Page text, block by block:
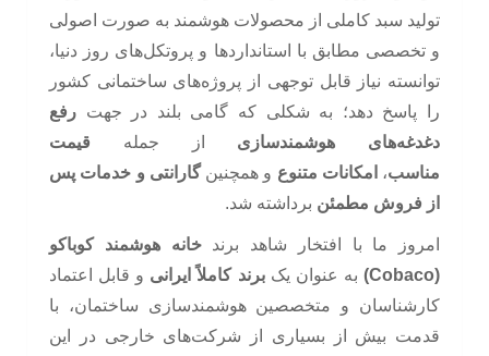
تولید سبد کاملی از محصولات هوشمند به صورت اصولی
و تخصصی مطابق با استانداردها و پروتکل‌های روز دنیا،
توانسته نیاز قابل توجهی از پروژه‌های ساختمانی کشور
را پاسخ دهد؛ به شکلی که گامی بلند در جهت رفع
دغدغه‌های هوشمندسازی از جمله قیمت
مناسب، امکانات متنوع و همچنینگارانتی و خدمات پس
از فروش مطمئن برداشته شد.
امروز ما با افتخار شاهد برندخانه هوشمند کوباکو
(Cobaco)
به عنوان یکبرند کاملاً ایرانی و قابل اعتماد
کارشناسان و متخصصین هوشمندسازی ساختمان، با
قدمت بیش از بسیاری از شرکت‌های خارجی در این